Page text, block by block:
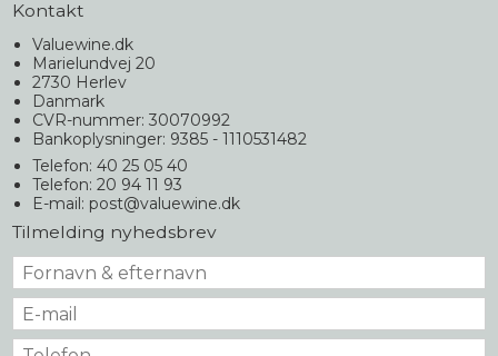
Kontakt
Valuewine.dk
Marielundvej 20
2730 Herlev
Danmark
CVR-nummer: 30070992
Bankoplysninger: 9385 - 1110531482
Telefon: 40 25 05 40
Telefon: 20 94 11 93
E-mail: post@valuewine.dk
Tilmelding nyhedsbrev